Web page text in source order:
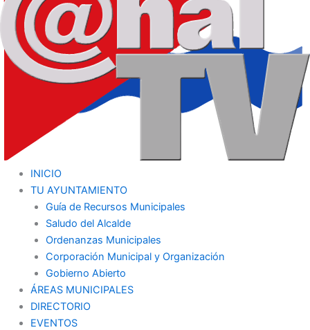
INICIO
TU AYUNTAMIENTO
Guía de Recursos Municipales
Saludo del Alcalde
Ordenanzas Municipales
Corporación Municipal y Organización
Gobierno Abierto
ÁREAS MUNICIPALES
DIRECTORIO
EVENTOS